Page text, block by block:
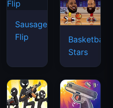
Sausage
Flip
Basketball
Stars